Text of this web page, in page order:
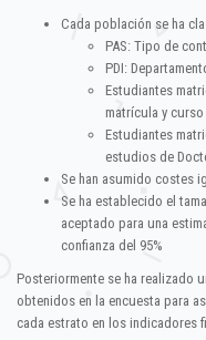
Cada población se ha
PAS: Tipo de
PDI:
Estudiantes
matrícula y
Estudiantes
estudios de
Se han asumido costes
Se ha establecido el
aceptado para una
confianza del 95%
Posteriormente se ha realizado
obtenidos en la encuesta para
cada estrato en los indicadores